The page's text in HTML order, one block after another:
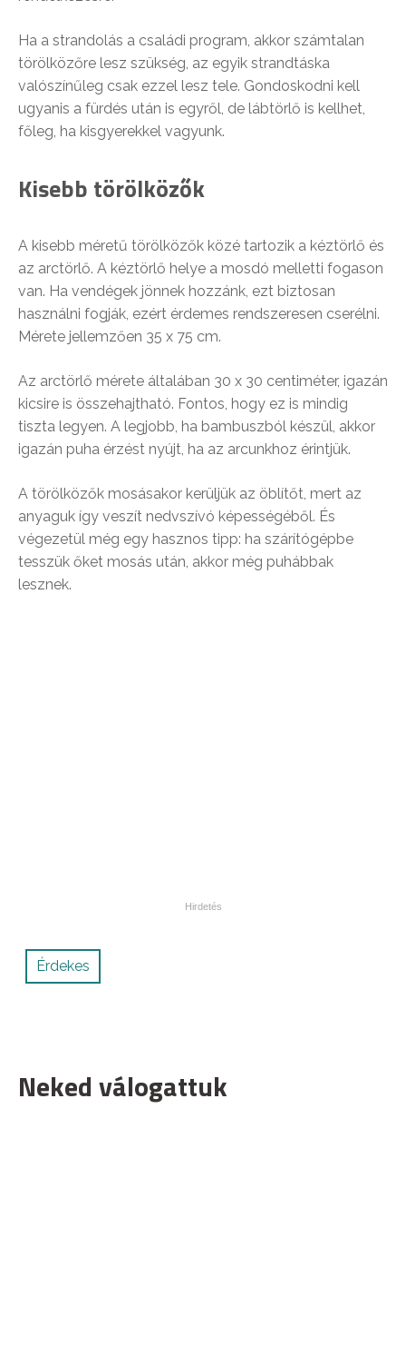
Ha a strandolás a családi program, akkor számtalan
törölközőre lesz szükség, az egyik strandtáska
valószínűleg csak ezzel lesz tele. Gondoskodni kell
ugyanis a fürdés után is egyről, de lábtörlő is kellhet,
főleg, ha kisgyerekkel vagyunk.
Kisebb törölközők
A kisebb méretű törölközők közé tartozik a kéztörlő és
az arctörlő. A kéztörlő helye a mosdó melletti fogason
van. Ha vendégek jönnek hozzánk, ezt biztosan
használni fogják, ezért érdemes rendszeresen cserélni.
Mérete jellemzően 35 x 75 cm.
Az arctörlő mérete általában 30 x 30 centiméter, igazán
kicsire is összehajtható. Fontos, hogy ez is mindig
tiszta legyen. A legjobb, ha bambuszból készül, akkor
igazán puha érzést nyújt, ha az arcunkhoz érintjük.
A törölközők mosásakor kerüljük az öblítőt, mert az
anyaguk így veszít nedvszívó képességéből. És
végezetül még egy hasznos tipp: ha szárítógépbe
tesszük őket mosás után, akkor még puhábbak
lesznek.
Érdekes
Neked válogattuk